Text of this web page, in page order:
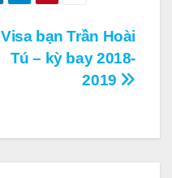
Visa bạn Trần Hoài
Tú – kỳ bay 2018-
2019